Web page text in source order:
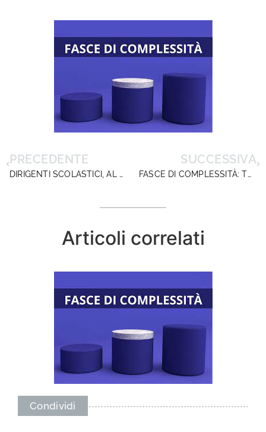
PRECEDENTE
DIRIGENTI SCOLASTICI, AL MIM INFORMAZIONE E CONFRONTO SU ASSUNZIONI E MOBILITÀ 2026/27
SUCCESSIVA
FASCE DI COMPLESSITÀ: TUTTA LA DOCUMENTAZIONE UTILE PER VERIFICARE I DATI IN AUTONOMIA.ULTIMO DECRETO COMUNI MONTANI. NESSUNA NECESSITÀ DI PROROGHE
Articoli correlati
Condividi